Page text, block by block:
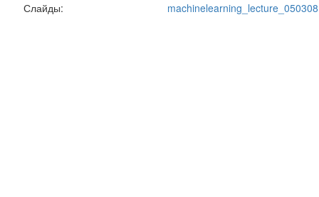
Слайды: